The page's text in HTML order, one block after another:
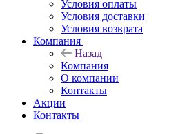
Условия оплаты
Условия доставки
Условия возврата
Компания
Назад
Компания
О компании
Контакты
Акции
Контакты